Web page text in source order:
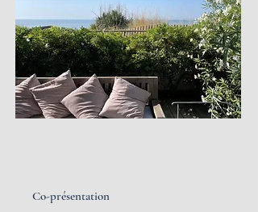
Co-présentation